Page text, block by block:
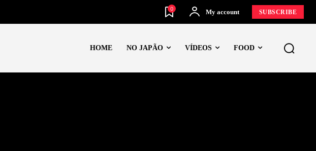
0 My account SUBSCRIBE
HOME NO JAPÃO VÍDEOS FOOD